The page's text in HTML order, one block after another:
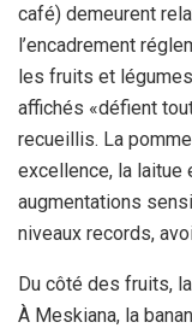
café) demeurent
l’encadrement
les fruits et
affichés «défient
recueillis. La
excellence, la laitue
augmentations
niveaux records,
Du côté des fruits,
À Meskiana, la